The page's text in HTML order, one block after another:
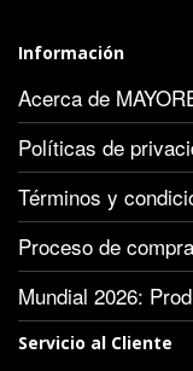
Información
Acerca de
Políticas de
Términos y
Proceso de compra
Mundial 2026:
Servicio al Cliente